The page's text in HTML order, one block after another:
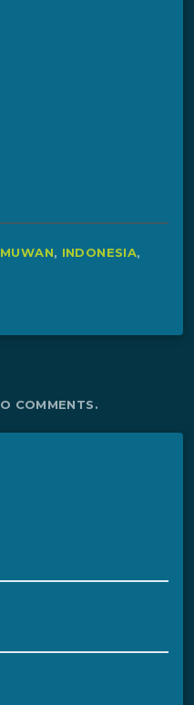
, INDONESIA,
COMMENTS.